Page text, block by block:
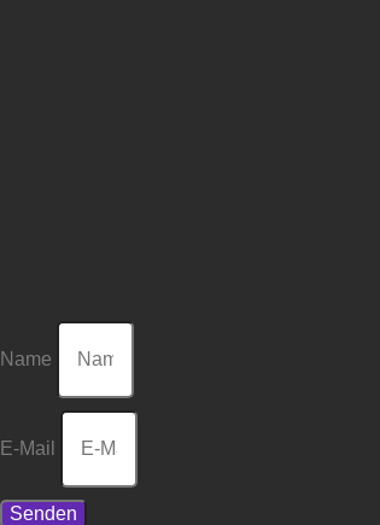
Name
E-Mail
Senden